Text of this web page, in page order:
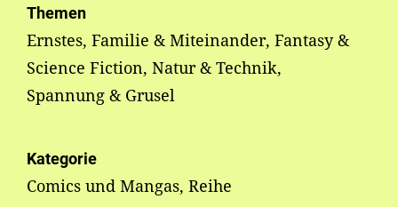
Themen
Ernstes, Familie & Miteinander, Fantasy &
Science Fiction, Natur & Technik,
Spannung & Grusel
Kategorie
Comics und Mangas, Reihe